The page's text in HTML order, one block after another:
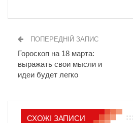
ПОПЕРЕДНІЙ ЗАПИС
Гороскоп на 18 марта:
выражать свои мысли и
идеи будет легко
СХОЖІ ЗАПИСИ